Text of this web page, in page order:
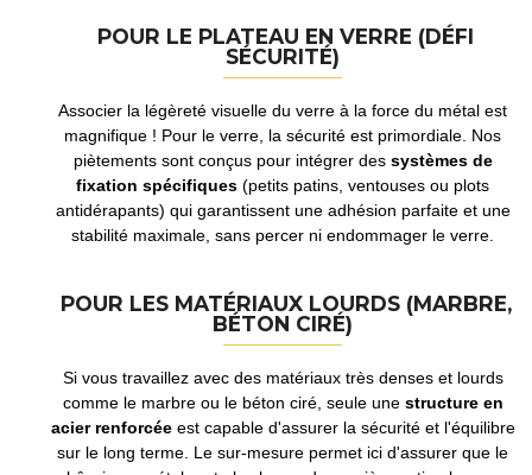
POUR LE PLATEAU EN VERRE (DÉFI
SÉCURITÉ)
Associer la légèreté visuelle du verre à la force du métal est
magnifique ! Pour le verre, la sécurité est primordiale. Nos
piètements sont conçus pour intégrer des systèmes de
fixation spécifiques (petits patins, ventouses ou plots
antidérapants) qui garantissent une adhésion parfaite et une
stabilité maximale, sans percer ni endommager le verre.
POUR LES MATÉRIAUX LOURDS (MARBRE,
BÉTON CIRÉ)
Si vous travaillez avec des matériaux très denses et lourds
comme le marbre ou le béton ciré, seule une structure en
acier renforcéeest capable d'assurer la sécurité et l'équilibre
sur le long terme. Le sur-mesure permet ici d'assurer que le